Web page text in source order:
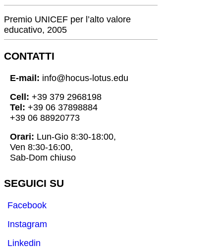
Premio UNICEF per l’alto valore
educativo, 2005
CONTATTI
E-mail: info@hocus-lotus.edu
Cell: +39 379 2968198
Tel: +39 06 37898884
+39 06 88920773
Orari: Lun-Gio 8:30-18:00,
Ven 8:30-16:00,
Sab-Dom chiuso
SEGUICI SU
Facebook
Instagram
Linkedin